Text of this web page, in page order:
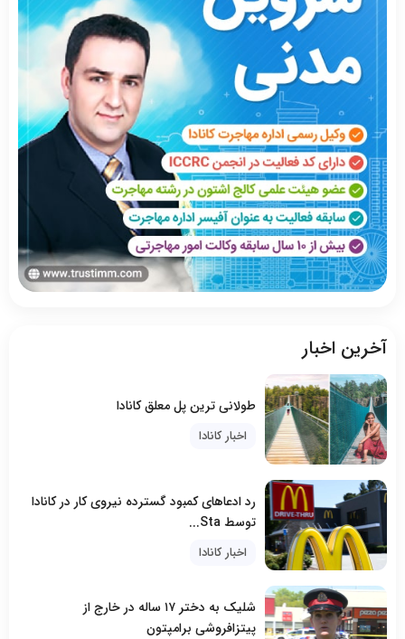
آخرین اخبار
طولانی ترین پل معلق کانادا
اخبار کانادا
رد ادعاهای کمبود گسترده نیروی کار در کانادا
توسط Sta...
اخبار کانادا
شلیک به دختر ۱۷ ساله در خارج از
پیتزافروشی برامپتون